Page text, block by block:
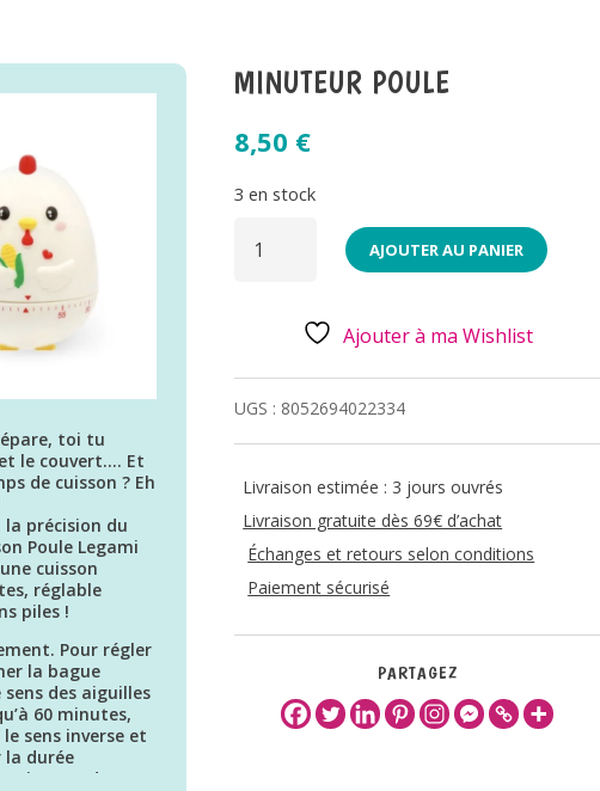
toi tu
le couvert…. Et
de cuisson ? Eh
la précision du
Poule Legami
cuisson
réglable
piles !
Pour régler
la bague
des aiguilles
60 minutes,
sens inverse et
la durée
pas de
MINUTEUR POULE
8,50 €
3 en stock
DE
MINUTEUR AJOUTER AU PANIER
Ajouter à ma Wishlist
UGS : 8052694022334
Livraison estimée : 3 jours ouvrés
Livraison gratuite dès 69€ d’achat
Échanges et retours selon conditions
Paiement sécurisé
PARTAGEZ